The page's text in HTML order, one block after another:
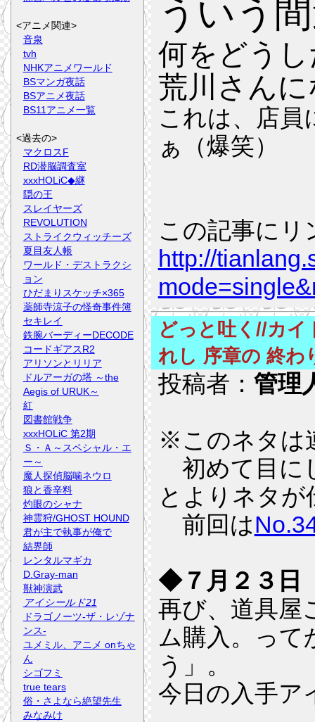
ういう
何をどう
荒川さん
これは、店
ぁ（爆笑）
この記事にリ
http://
どっと吐く//カイ
れし 序章の 終わ
投稿者： 管理
※このネタは
初めて目に
とよりネタ
前回は
◆７月２３日
再び、道具屋
ム購入。って
う」。
今日の入手ア
<アニメ関連>
音泉
tvh
NHKアニメワールド
BSマンガ夜話
BSアニメ夜話
BS11アニメ一覧
<過去の>
マクロスF
RD潜脳調査室
xxxHOLiC◆継
隠の王
スレイヤーズ
REVOLUTION
ストライクウィッチーズ
夏目友人帳
ワールド・デストラクシ
ョン
ひだまりスケッチ×365
薬師寺涼子の怪奇事件簿
セキレイ
鉄腕バーディーDECODE
コードギアスR2
アリソンとリリア
ドルアーガの塔 ～the
Aegis of URUK～
紅
図書館戦争
xxxHOLiC 第2期
Ｓ・Ａ～スペシャル・エ
ー～
魔人探偵脳噛ネウロ
狼と香辛料
灼眼のシャナ
神霊狩/GHOST HOUND
君が主で執事が俺で
結界師
レンタルマギカ
D.Gray-man
獣神演武
アイシールド21
ドラゴノーツ-ザ・レゾナ
ンス-
ユメミル、アニメ onちゃ
ん
シゴフミ
true tears
俗・さよなら絶望先生
みなみけ